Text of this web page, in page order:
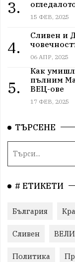
3. 15 ФЕВ, 2025
4.
Сливен и
06 АПР, 2025
5.
Как
пълним
ВЕЦ-ове
17 ФЕВ, 2025
ТЪРСЕНЕ
# ЕТИКЕТИ
България
Сливен
Политика